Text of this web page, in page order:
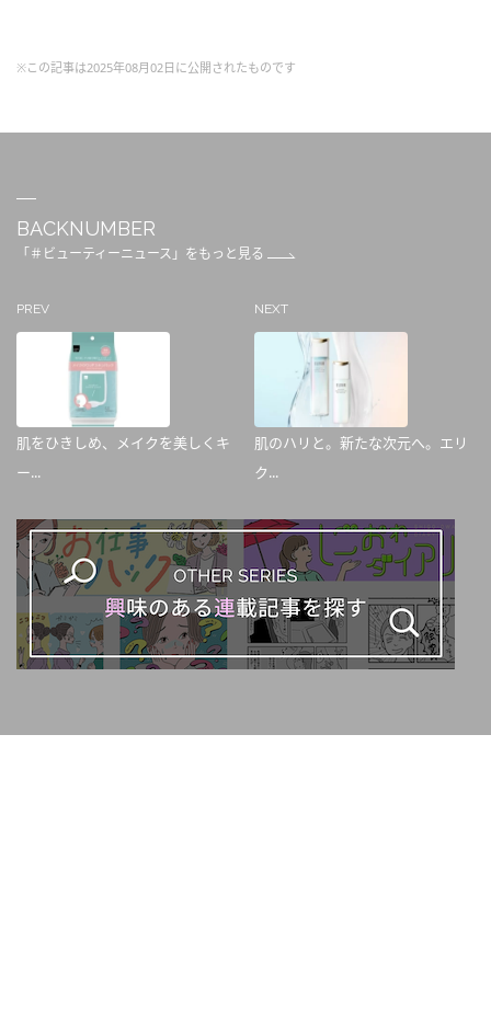
※この記事は2025年08月02日に公開されたものです
BACKNUMBER
「＃ビューティーニュース」をもっと見る
PREV
肌をひきしめ、メイクを美しくキ
ー...
NEXT
肌のハリと。新たな次元へ。エリ
ク...